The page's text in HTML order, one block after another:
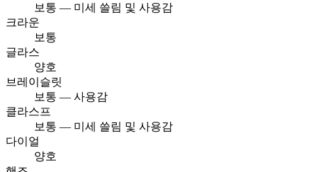
보통 — 미세 쓸림 및 사용감
크라운
보통
글라스
양호
브레이슬릿
보통 — 사용감
클라스프
보통 — 미세 쓸림 및 사용감
다이얼
양호